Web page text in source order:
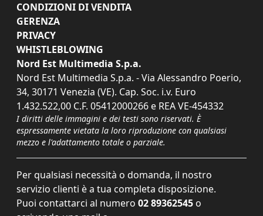
CONDIZIONI DI VENDITA
GERENZA
PRIVACY
WHISTLEBLOWING
Nord Est Multimedia S.p.a.
Nord Est Multimedia S.p.a. - Via Alessandro Poerio,
34, 30171 Venezia (VE). Cap. Soc. i.v. Euro
1.432.522,00 C.F. 05412000266 e REA VE-454332
I diritti delle immagini e dei testi sono riservati. È
espressamente vietata la loro riproduzione con qualsiasi
mezzo e l'adattamento totale o parziale.
Per qualsiasi necessità o domanda, il nostro
servizio clienti è a tua completa disposizione.
Puoi contattarci al numero 02 89362545 o